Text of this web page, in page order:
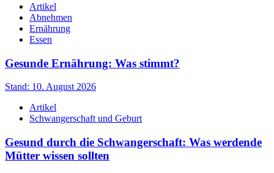
Artikel
Abnehmen
Ernährung
Essen
Gesunde Ernährung: Was stimmt?
Stand: 10. August 2026
Artikel
Schwangerschaft und Geburt
Gesund durch die Schwangerschaft: Was werdende
Mütter wissen sollten